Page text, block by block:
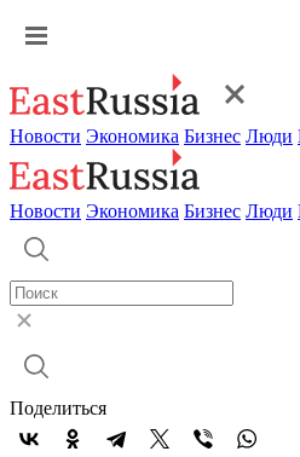
Новости Экономика Бизнес Люди
Новости Экономика Бизнес Люди
Поделиться